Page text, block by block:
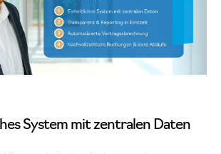
System mit zentralen Daten